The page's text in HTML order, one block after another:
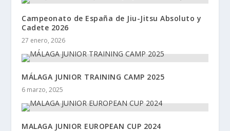
Campeonato de España de Jiu-Jitsu Absoluto y
Cadete 2026
27 enero, 2026
MÁLAGA JUNIOR TRAINING CAMP 2025
6 marzo, 2025
MALAGA JUNIOR EUROPEAN CUP 2024